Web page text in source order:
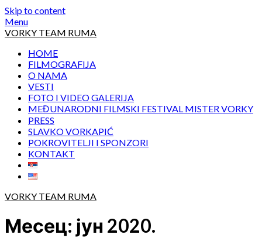
Skip to content
Menu
VORKY TEAM RUMA
HOME
FILMOGRAFIJA
O NAMA
VESTI
FOTO I VIDEO GALERIJA
MEĐUNARODNI FILMSKI FESTIVAL MISTER VORKY
PRESS
SLAVKO VORKAPIĆ
POKROVITELJI I SPONZORI
KONTAKT
VORKY TEAM RUMA
Месец: јун 2020.